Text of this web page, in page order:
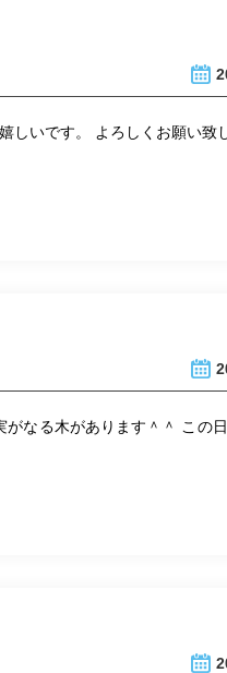
いです。 よろしくお願い致
なる木があります＾＾ この